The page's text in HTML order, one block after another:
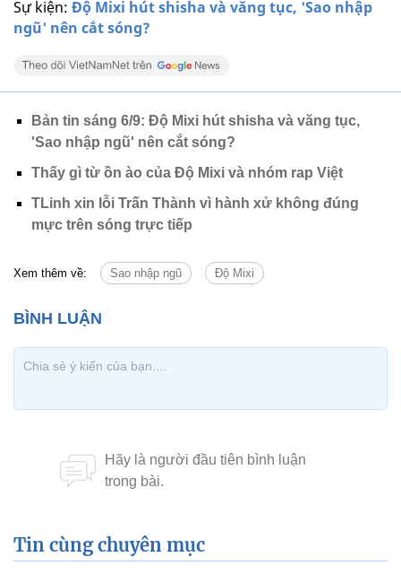
Sự kiện: Độ Mixi hút shisha và văng tục, 'Sao nhập
ngũ' nên cắt sóng?
Bản tin sáng 6/9: Độ Mixi hút shisha và văng tục,
'Sao nhập ngũ' nên cắt sóng?
Thấy gì từ ồn ào của Độ Mixi và nhóm rap Việt
TLinh xin lỗi Trấn Thành vì hành xử không đúng
mực trên sóng trực tiếp
Xem thêm về: Sao nhập ngũ Độ Mixi
Tin cùng chuyên mục